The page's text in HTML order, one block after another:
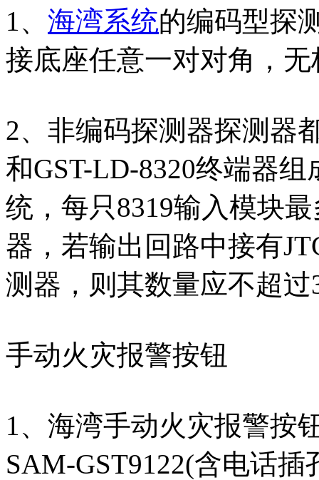
1、 海湾系统的编码型探
接底座任意一对对角，无
2、非编码探测器探测器
和GST-LD-8320终端器
统，每只8319输入模块
器，若输出回路中接有
测器，则其数量应不超过
手动火灾报警按钮
1、海湾手动火灾报警按
SAM-GST9122(含电话